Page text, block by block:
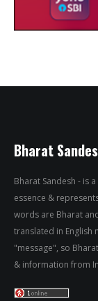
Bharat
Bharat Sandesh - is
essence &
words are Bharat
translated in English
"message", so
& information from